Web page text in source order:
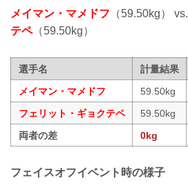
メイマン・マメドフ （59.50kg） vs.
テペ（59.50kg）
選手名 計量結果
メイマン・マメドフ
59.50kg
フェリット・ギョクテペ
59.50kg
両者の差
0kg
フェイスオフイベント時の様子